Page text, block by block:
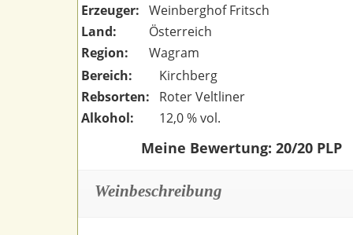
Erzeuger:
Weinberghof Fritsch
Land:
Österreich
Region:
Wagram
Bereich:
Kirchberg
Rebsorten:
Roter Veltliner
Alkohol:
12,0 % vol.
Meine Bewertung: 20/20 PLP
Weinbeschreibung